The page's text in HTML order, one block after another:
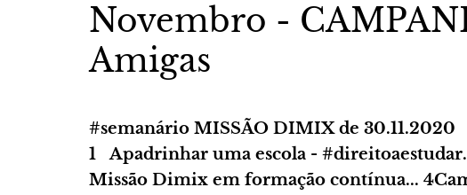
Novembro -
Amigas
#semanário MISSÃO DIMIX de 30.11.2020
1 Apadrinhar uma escola -
Missão Dimix em formação contínua...